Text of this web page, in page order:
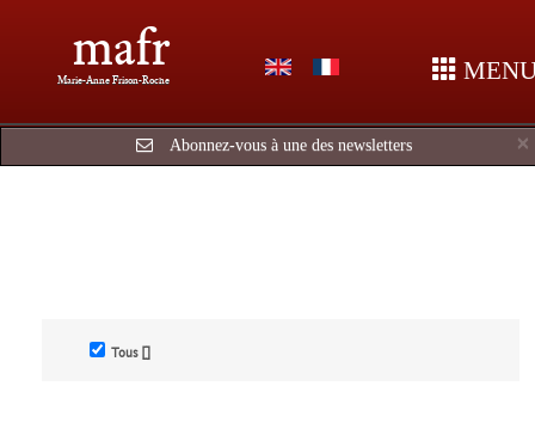
mafr
Marie-Anne Frison-Roche
×
Abonnez-vous à une des newsletters
Tous []